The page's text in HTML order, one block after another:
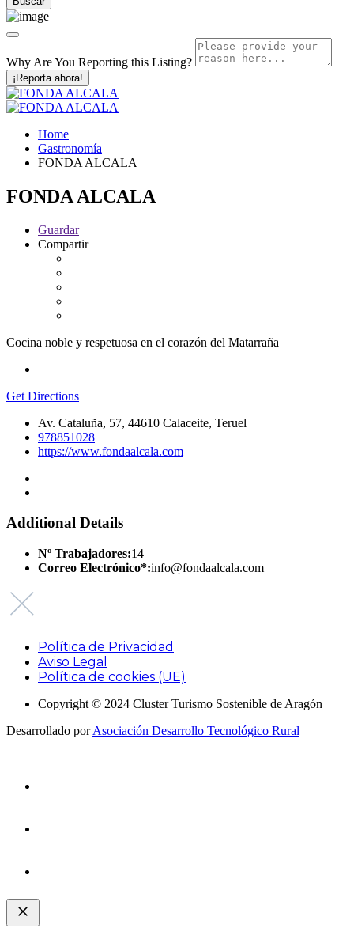
Why Are You Reporting this Listing?
¡Reporta ahora!
Home
Gastronomía
FONDA ALCALA
FONDA ALCALA
Guardar
Compartir
Cocina noble y respetuosa en el corazón del Matarraña
Get Directions
Av. Cataluña, 57, 44610 Calaceite, Teruel
978851028
https://www.fondaalcala.com
Additional Details
Nº Trabajadores:14
Correo Electrónico*:info@fondaalcala.com
Política de Privacidad
Aviso Legal
Política de cookies (UE)
Copyright © 2024 Cluster Turismo Sostenible de Aragón
Desarrollado porAsociación Desarrollo Tecnológico Rural